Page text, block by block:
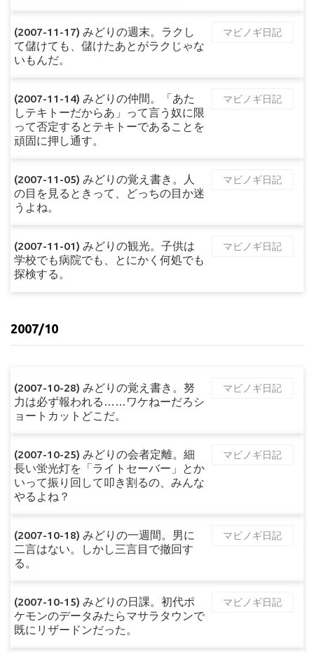
(2007-11-17) みどりの週末。ラクし
て儲けても、儲けたあとがラクじゃな
いもんだ。
マビノギ日記
(2007-11-14) みどりの仲間。「あた
しテキトーだからあ」って言う奴に限
って否定するとテキトーであることを
頑固に押し通す。
マビノギ日記
(2007-11-05) みどりの覚え書き。人
の目を見るときって、どっちの目か迷
うよね。
マビノギ日記
(2007-11-01) みどりの観光。子供は
学校でも病院でも、とにかく何処でも
探検する。
マビノギ日記
2007/10
(2007-10-28) みどりの覚え書き。努
力は必ず報われる……ワケねーだろシ
ョートカットどこだ。
マビノギ日記
(2007-10-25) みどりの会者定離。細
長い蛍光灯を「ライトセーバー」とか
いって振り回して叩き割るの、みんな
やるよね？
マビノギ日記
(2007-10-18) みどりの一週間。男に
二言はない。しかし三言目で撤回す
る。
マビノギ日記
(2007-10-15) みどりの日課。初代ポ
ケモンのデータみたらマサラタウンで
既にリザードンだった。
マビノギ日記